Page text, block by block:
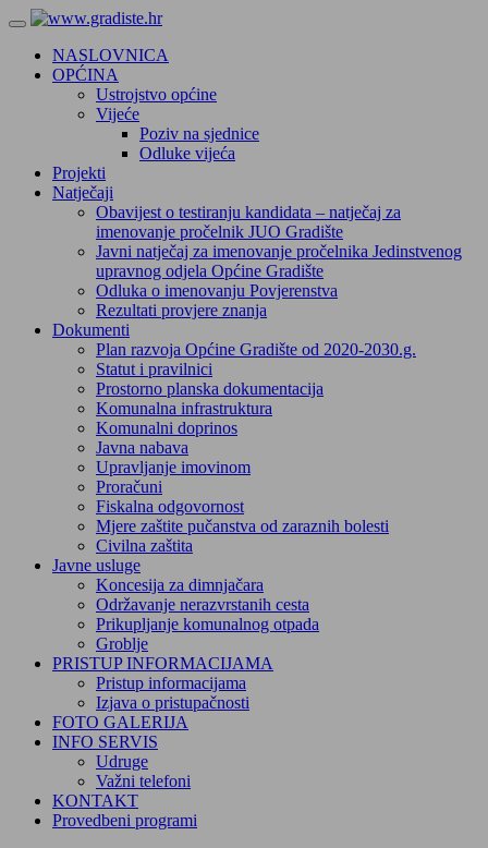
NASLOVNICA
OPĆINA
Ustrojstvo općine
Vijeće
Poziv na sjednice
Odluke vijeća
Projekti
Natječaji
Obavijest o testiranju kandidata – natječaj za
imenovanje pročelnik JUO Gradište
Javni natječaj za imenovanje pročelnika Jedinstvenog
upravnog odjela Općine Gradište
Odluka o imenovanju Povjerenstva
Rezultati provjere znanja
Dokumenti
Plan razvoja Općine Gradište od 2020-2030.g.
Statut i pravilnici
Prostorno planska dokumentacija
Komunalna infrastruktura
Komunalni doprinos
Javna nabava
Upravljanje imovinom
Proračuni
Fiskalna odgovornost
Mjere zaštite pučanstva od zaraznih bolesti
Civilna zaštita
Javne usluge
Koncesija za dimnjačara
Održavanje nerazvrstanih cesta
Prikupljanje komunalnog otpada
Groblje
PRISTUP INFORMACIJAMA
Pristup informacijama
Izjava o pristupačnosti
FOTO GALERIJA
INFO SERVIS
Udruge
Važni telefoni
KONTAKT
Provedbeni programi